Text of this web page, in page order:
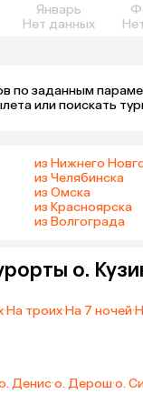
Январь
Нет данных
по заданным
или поискать
из Нижнего
из Челябинска
из Омска
из Красноярска
из Волгограда
о.
·На троих·На 7 ночей·
Денис·о. Дерош·о.